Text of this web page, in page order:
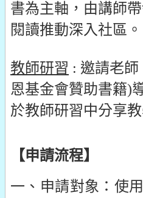
書為主軸，由講師
閱讀推動深入社區。
教師研習 : 邀請老
恩基金會贊助書籍)
於教師研習中分享教
【申請流程】
一、申請對象：使